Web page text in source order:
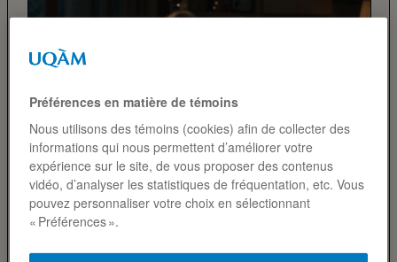
COMBAT DES PUBLICITÉS
Préférences en matière de témoins
Nous utilisons des témoins (cookies) afin de collecter des
informations qui nous permettent d’améliorer votre
expérience sur le site, de vous proposer des contenus
vidéo, d’analyser les statistiques de fréquentation, etc. Vous
pouvez personnaliser votre choix en sélectionnant
« Préférences ».